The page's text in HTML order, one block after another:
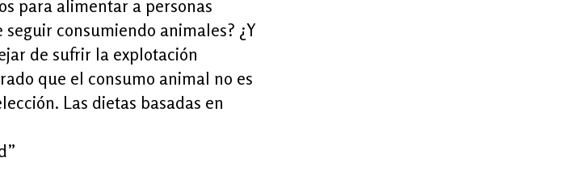
para alimentar a personas
consumiendo animales? ¿Y
de sufrir la explotación
que el consumo animal no es
Las dietas basadas en